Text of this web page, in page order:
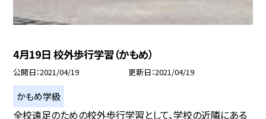
4月19日 校外歩行学習（かもめ）
公開日 2021/04/19 更新日 2021/04/19
かもめ学級
全校遠足のための校外歩行学習として、学校の近隣にある